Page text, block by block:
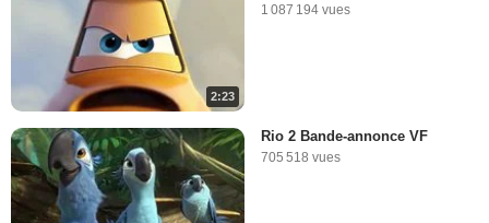
2:23
1 087 194 vues
Rio 2 Bande-annonce VF
705 518 vues